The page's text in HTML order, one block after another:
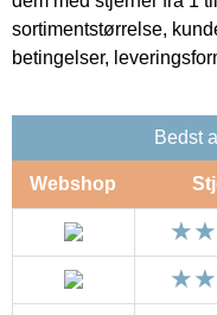
sortimentstørrelse,
betingelser,
Bedst
Webshop